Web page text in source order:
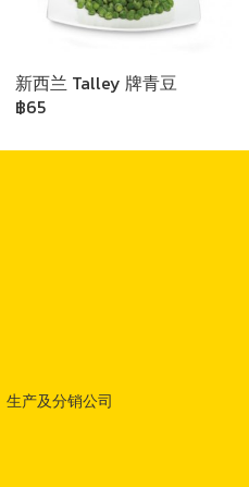
新西兰 Talley 牌青豆
฿65
产及分销公司